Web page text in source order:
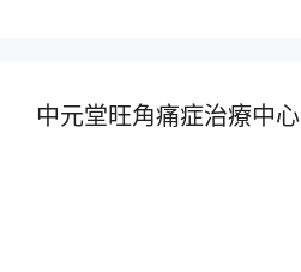
中元堂旺角痛症治療中心